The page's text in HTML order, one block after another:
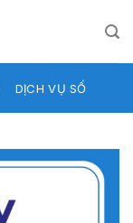
DỊCH VỤ SỐ